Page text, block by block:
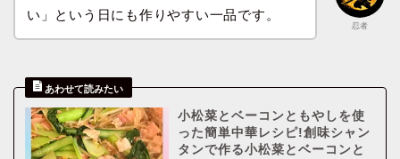
忍者
い」という日にも作りやすい一品です。
小松菜とベーコンともやしを使
った簡単中華レシピ!創味シャン
タンで作る小松菜とベーコンと